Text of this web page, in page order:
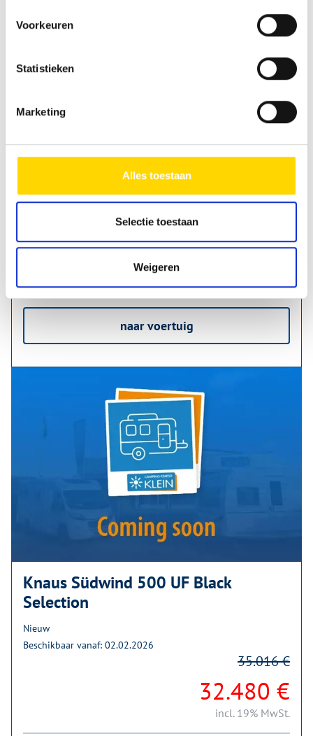
Voorkeuren
Statistieken
Marketing
Alles toestaan
Selectie toestaan
Weigeren
Selection
Beschikbaar vanaf: onmiddellijk
31.280 €
incl. 19% MwSt.
Tweepersoonsbed
Totaalgewicht
1.800 kg
naar voertuig
Knaus Südwind 500 UF Black
Selection
Nieuw
Beschikbaar vanaf: 02.02.2026
32.480 €
35.016 €
incl. 19% MwSt.